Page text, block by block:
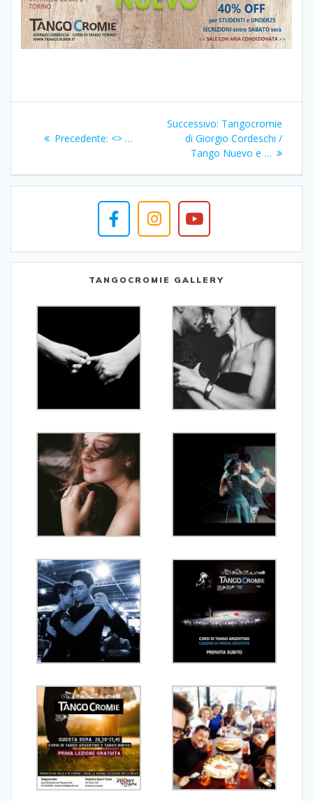
articoli
Precedente: Articolo
<> …
Successivo: Articolo
successivo:
Tangocromie
di Giorgio Cordeschi /
Tango Nuevo e …
TANGOCROMIE GALLERY